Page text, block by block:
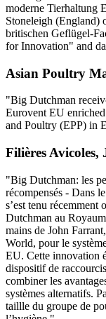
moderne Tierhaltung
Stoneleigh (England)
britischen Geflügel-
for Innovation" and
Asian Poultry
"Big Dutchman
Eurovent EU
and Poultry (EPP) in
Filières
"Big Dutchman: les
récompensés - Dans
s’est tenu
Dutchman au
mains de John
World, pour le
EU. Cette innovation
dispositif de
combiner les
systèmes alternatifs.
taillle du groupe de